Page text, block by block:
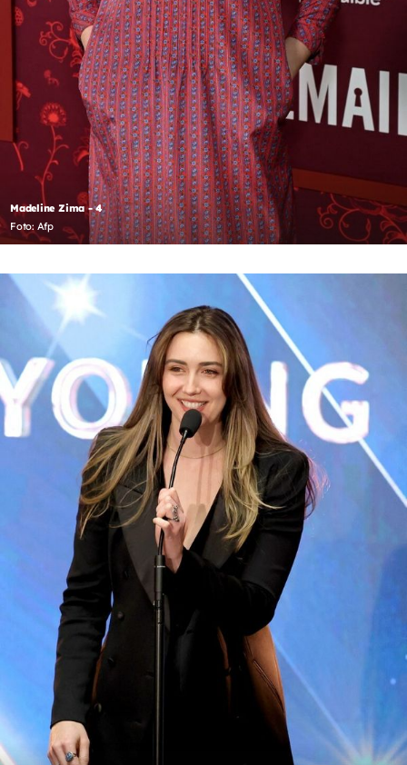
Madeline Zima - 4
Foto: Afp